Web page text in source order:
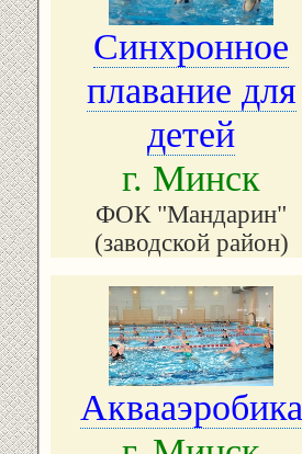
Синхронное
плавание для
детей
г. Минск
ФОК "Мандарин"
(заводской район)
Аквааэробика